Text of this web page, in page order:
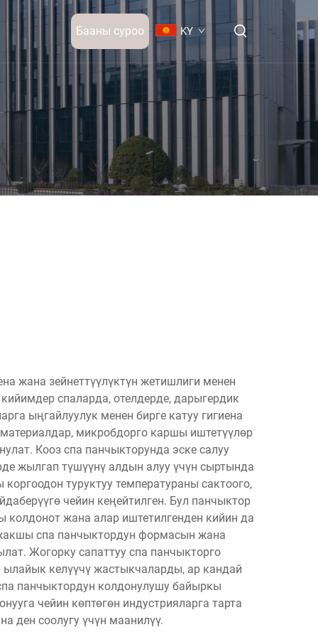
Бааны суроо KY
жана зейнеттүүлүктүн жетишлиги менен
спаларда, отелдерде, дарыгердик
ыңгайлуулук менен бирге катуу гигиена
микробдорго каршы иштетүүлөр
Кооз спа панчыкторунда эске салуу
жылгап түшүүнү алдын алуу үчүн сыртында
туруктуу температураны сактоого,
чейин кеңейтилген. Бул панчыктор
жана алар иштетилгенден кийин да
спа панчыктордун формасын жана
Жогорку сапаттуу спа панчыкторго
ылайык келүүчү жастыкчаларды, ар кандай
панчыктордун колдонулушу байыркы
чейин көптөгөн индустрияларга тарта
ден соолугу үчүн маанилүү.